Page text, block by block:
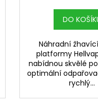
DO
Náhradní
platformy
nabídnou skvělé
optimální
rychlý...